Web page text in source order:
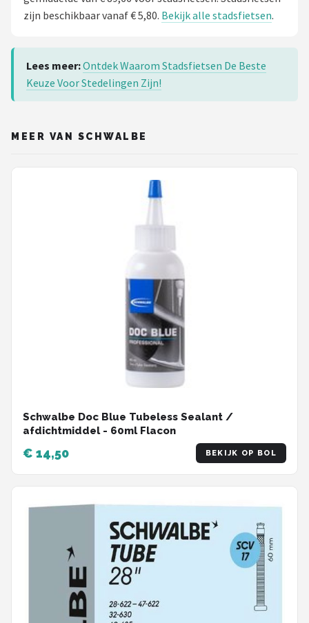
zijn beschikbaar vanaf € 5,80. Bekijk alle stadsfietsen.
Lees meer:Ontdek Waarom Stadsfietsen De Beste
Keuze Voor Stedelingen Zijn!
MEER VAN SCHWALBE
Schwalbe Doc Blue Tubeless Sealant /
afdichtmiddel - 60ml Flacon
€ 14,50 BEKIJK OP BOL